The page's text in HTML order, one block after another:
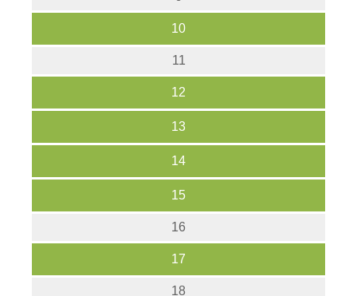
10
11
12
13
14
15
16
17
18